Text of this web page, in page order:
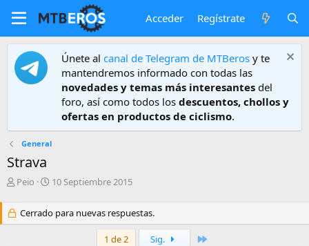
Acceder Regístrate
Únete al canal de Telegram de MTBeros y te
mantendremos informado con todas las
novedades y temas más interesantes del
foro, así como todos los descuentos, chollos y
ofertas en productos de ciclismo.
General
Strava
A
o
Peio
F
h
10 Septiembre 2015
Cerrado para nuevas respuestas.
1 de 2 Sig.